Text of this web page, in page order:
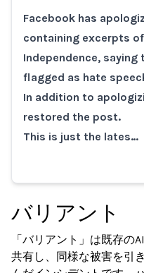
Facebook has
containing excerpts
Independence,
flagged as hate
In addition to
restored the post.
This is just the lates…
バリアント
「バリアント」は既存の
共有し、同様な被害を引